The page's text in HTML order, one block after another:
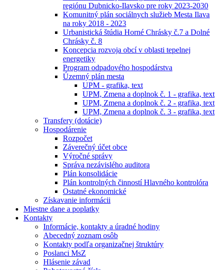
regiónu Dubnicko-Ilavsko pre roky 2023-2030
Komunitný plán sociálnych služieb Mesta Ilava
na roky 2018 - 2023
Urbanistická štúdia Horné Chrásky č.7 a Dolné
Chrásky č. 8
Koncepcia rozvoja obcí v oblasti tepelnej
energetiky
Program odpadového hospodárstva
Územný plán mesta
UPM - grafika, text
UPM, Zmena a doplnok č. 1 - grafika, text
UPM, Zmena a doplnok č. 2 - grafika, text
UPM, Zmena a doplnok č. 3 - grafika, text
Transfery (dotácie)
Hospodárenie
Rozpočet
Záverečný účet obce
Výročné správy
Správa nezávislého auditora
Plán konsolidácie
Plán kontrolných činností Hlavného kontrolóra
Ostatné ekonomické
Získavanie informácii
Miestne dane a poplatky
Kontakty
Informácie, kontakty a úradné hodiny
Abecedný zoznam osôb
Kontakty podľa organizačnej štruktúry
Poslanci MsZ
Hlásenie závad